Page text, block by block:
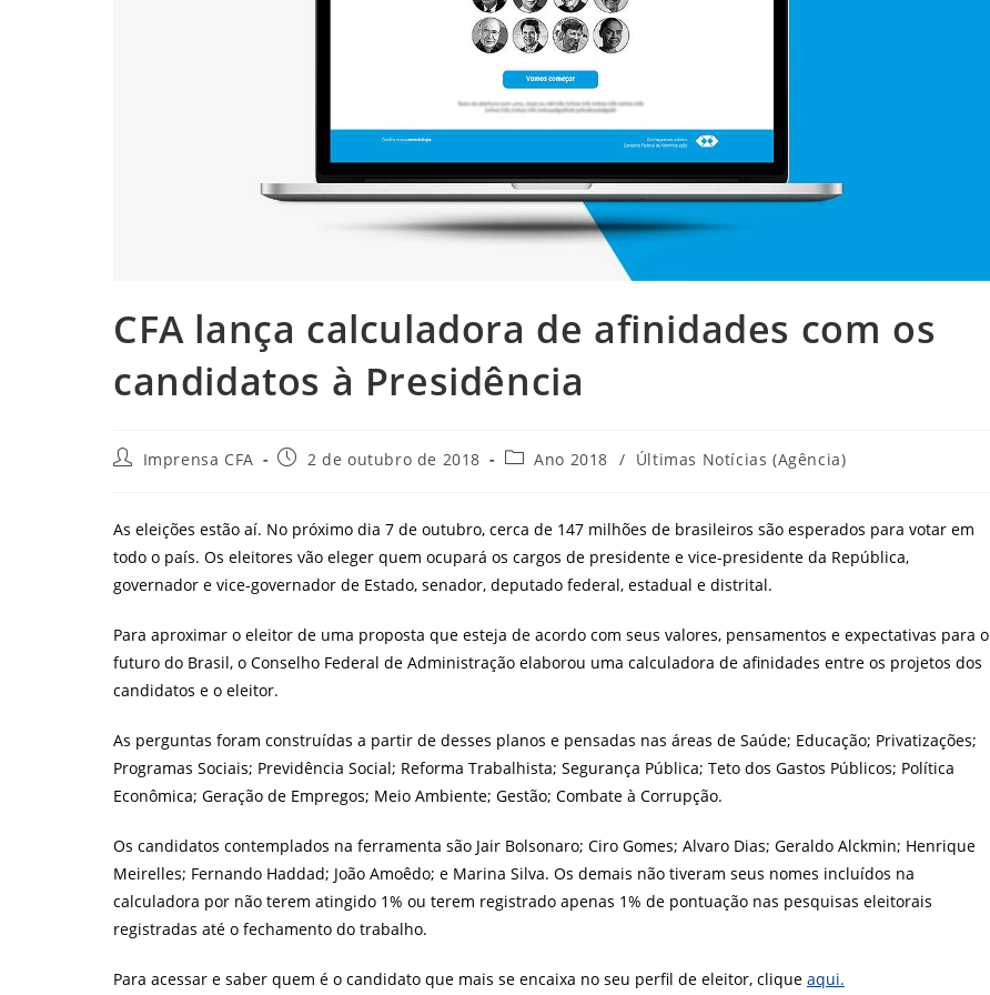
CFA lança calculadora de afinidades com os
candidatos à Presidência
AutorImprensa CFA
Post2 de outubro de 2018
Categoria
Ano 2018 / Últimas Notícias (Agência)
As eleições estão aí. No próximo dia 7 de outubro, cerca de 147 milhões de brasileiros são esperados para votar em
todo o país. Os eleitores vão eleger quem ocupará os cargos de presidente e vice-presidente da República,
governador e vice-governador de Estado, senador, deputado federal, estadual e distrital.
Para aproximar o eleitor de uma proposta que esteja de acordo com seus valores, pensamentos e expectativas para o
futuro do Brasil, o Conselho Federal de Administração elaborou uma calculadora de afinidades entre os projetos dos
candidatos e o eleitor.
As perguntas foram construídas a partir de desses planos e pensadas nas áreas de Saúde; Educação; Privatizações;
Programas Sociais; Previdência Social; Reforma Trabalhista; Segurança Pública; Teto dos Gastos Públicos; Política
Econômica; Geração de Empregos; Meio Ambiente; Gestão; Combate à Corrupção.
Os candidatos contemplados na ferramenta são Jair Bolsonaro; Ciro Gomes; Alvaro Dias; Geraldo Alckmin; Henrique
Meirelles; Fernando Haddad; João Amoêdo; e Marina Silva. Os demais não tiveram seus nomes incluídos na
calculadora por não terem atingido 1% ou terem registrado apenas 1% de pontuação nas pesquisas eleitorais
registradas até o fechamento do trabalho.
Para acessar e saber quem é o candidato que mais se encaixa no seu perfil de eleitor, clique aqui.